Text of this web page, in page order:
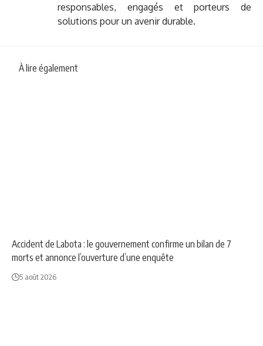
responsables, engagés et porteurs de
solutions pour un avenir durable.
À lire également
Accident de Labota : le gouvernement confirme un bilan de 7
morts et annonce l’ouverture d’une enquête
5 août 2026